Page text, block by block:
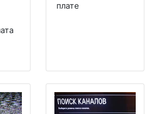
плате